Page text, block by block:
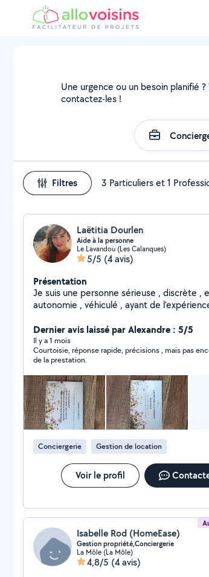
Une urgence ou un besoin planifié
contactez-les !
Filtres 3 Particuliers et 1
Laëtitia Dourlen
Aide à la personne
Le Lavandou (Les Calanques)
5/5 (4 avis)
Présentation
Je suis une personne sérieuse , discrète , et en pleine
autonomie , véhiculé , ayant de
Dernier avis laissé par Alexandre : 5/5
Il y a 1 mois
Courtoisie, réponse rapide, précisions , mais pas
de la prestation.
Conciergerie Gestion de location
Voir le profil
Isabelle Rod (HomeEase)
Gestion propriété,Conciergerie
La Môle (La Môle)
4,8/5 (4 avis)